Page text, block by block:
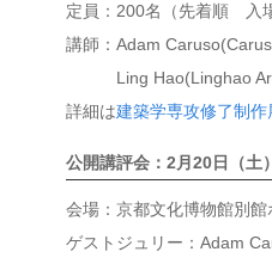
定員：200名（先着順 入
講師：Adam
Ling Hao(Linghao
詳細は建築学専攻修了制作
公開講評会：2月20日（土
会場：京都文化博物館別館
ゲストジュリー：Adam